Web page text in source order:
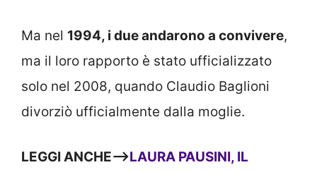
Ma nel 1994, i due andarono a convivere,
ma il loro rapporto è stato ufficializzato
solo nel 2008, quando Claudio Baglioni
divorziò ufficialmente dalla moglie.
LEGGI ANCHE—>LAURA PAUSINI, IL